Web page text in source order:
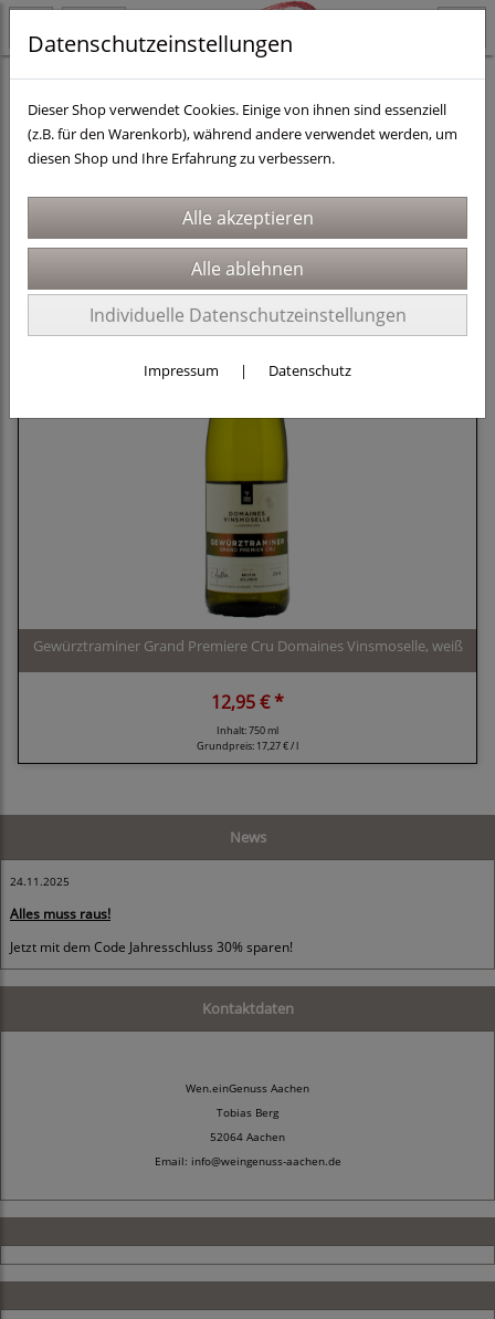
Sortierung wählen
Gewürztraminer Grand Premiere Cru Domaines Vinsmoselle, weiß
12,95 € *
Inhalt: 750 ml
Grundpreis: 17,27 € / l
News
24.11.2025
Alles muss raus!
Jetzt mit dem Code Jahresschluss 30% sparen!
Kontaktdaten
Wen.einGenuss Aachen
Tobias Berg
52064 Aachen
Email: info@weingenuss-aachen.de
Datenschutzeinstellungen
Dieser Shop verwendet Cookies. Einige von ihnen sind essenziell
(z.B. für den Warenkorb), während andere verwendet werden, um
diesen Shop und Ihre Erfahrung zu verbessern.
Individuelle Datenschutzeinstellungen
Impressum | Datenschutz